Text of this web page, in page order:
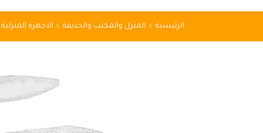
الرئيسية المنزل والمكتب والحديقة الاجهزة المنزلية